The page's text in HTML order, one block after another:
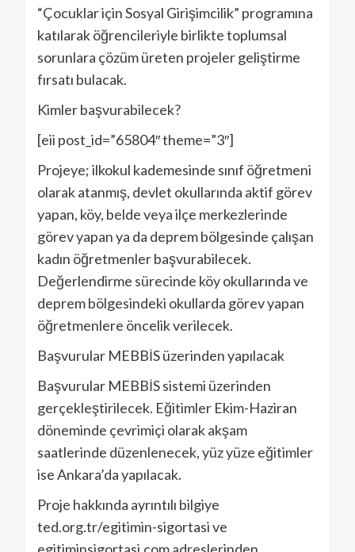
“Çocuklar için Sosyal Girişimcilik” programına
katılarak öğrencileriyle birlikte toplumsal
sorunlara çözüm üreten projeler geliştirme
fırsatı bulacak.
Kimler başvurabilecek?
[eii post_id=”65804″ theme=”3″]
Projeye; ilkokul kademesinde sınıf öğretmeni
olarak atanmış, devlet okullarında aktif görev
yapan, köy, belde veya ilçe merkezlerinde
görev yapan ya da deprem bölgesinde çalışan
kadın öğretmenler başvurabilecek.
Değerlendirme sürecinde köy okullarında ve
deprem bölgesindeki okullarda görev yapan
öğretmenlere öncelik verilecek.
Başvurular MEBBİS üzerinden yapılacak
Başvurular MEBBİS sistemi üzerinden
gerçekleştirilecek. Eğitimler Ekim-Haziran
döneminde çevrimiçi olarak akşam
saatlerinde düzenlenecek, yüz yüze eğitimler
ise Ankara’da yapılacak.
Proje hakkında ayrıntılı bilgiye
ted.org.tr/egitimin-sigortasi ve